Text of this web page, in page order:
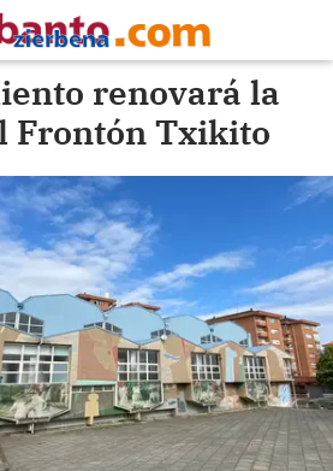
renovará la
Frontón Txikito